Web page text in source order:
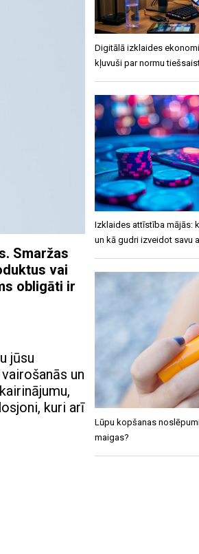
Smaržas
vai
obligāti ir
jūsu
un
kuri arī
Digitālā izklaides
kļuvuši par normu
Izklaides attīstība mājās:
un kā gudri izveidot savu
Lūpu kopšanas
maigas?